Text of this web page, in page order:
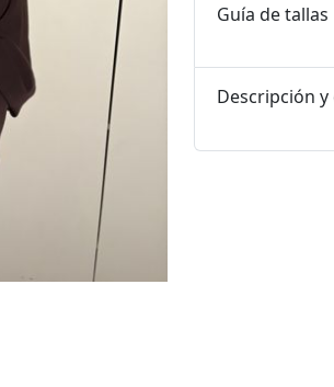
Guía de tallas
Descripción y